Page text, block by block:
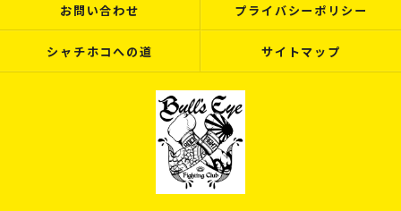
お問い合わせ プライバシーポリシー
シャチホコへの道 サイトマップ